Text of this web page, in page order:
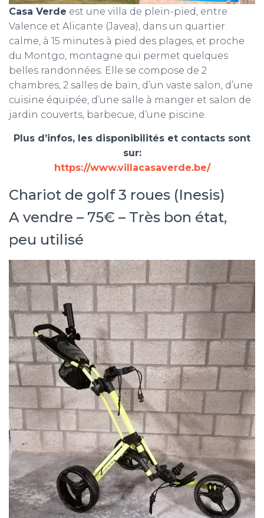
Casa Verde est une villa de plein-pied, entre
Valence et Alicante (Javea), dans un quartier
calme, à 15 minutes à pied des plages, et proche
du Montgo, montagne qui permet quelques
belles randonnées. Elle se compose de 2
chambres, 2 salles de bain, d’un vaste salon, d’une
cuisine équipée, d’une salle à manger et salon de
jardin couverts, barbecue, d’une piscine.
Plus d’infos, les disponibilités et contacts sont
sur:
https://www.villacasaverde.be/
Chariot de golf 3 roues (Inesis)
A vendre – 75€ – Très bon état,
peu utilisé